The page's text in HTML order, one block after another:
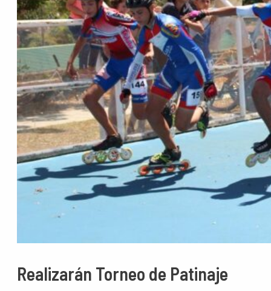
Realizarán Torneo de Patinaje